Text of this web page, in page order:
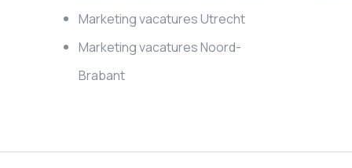
Marketing vacatures Utrecht
Marketing vacatures Noord-
Brabant